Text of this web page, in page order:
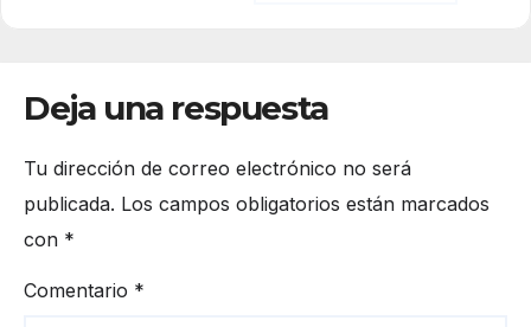
Deja una respuesta
Tu dirección de correo electrónico no será
publicada. Los campos obligatorios están marcados
con *
Comentario *